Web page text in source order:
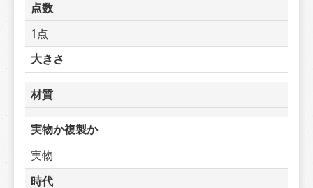
点数
1点
大きさ
材質
実物か複製か
実物
時代